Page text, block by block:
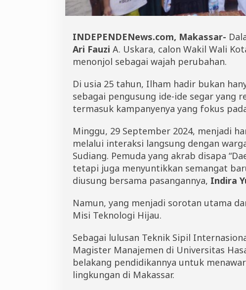
j
a
INDEPENDENews.com, Makassar-
Ari Fauzi A. Uskara, calon Wakil Wali
menonjol sebagai wajah perubahan.
Di usia 25 tahun, Ilham hadir bukan
sebagai pengusung ide-ide segar yang
termasuk kampanyenya yang fokus
Minggu, 29 September 2024, menjadi
melalui interaksi langsung dengan
Sudiang. Pemuda yang akrab disapa
tetapi juga menyuntikkan semangat
diusung bersama pasangannya, Indira
Namun, yang menjadi sorotan utama
Misi Teknologi Hijau.
Sebagai lulusan Teknik Sipil
Magister Manajemen di Universitas
belakang pendidikannya untuk
lingkungan di Makassar.